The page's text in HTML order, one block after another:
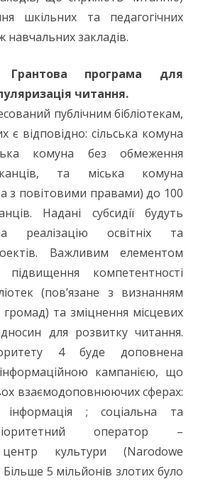
шкільних та педагогічних
навчальних закладів.
Грантова програма для
читання.
публічним бібліотекам,
є відповідно: сільська комуна
комуна без обмеження
та міська комуна
з повітовими правами) до 100
Надані субсидії будуть
реалізацію освітніх та
Важливим елементом
підвищення компетентності
(пов’язане з визнанням
та зміцнення місцевих
для розвитку читання.
4 буде доповнена
кампанією, що
взаємодоповнюючих сферах:
інформація ; соціальна та
оператор –
культури (Narodowe
5 мільйонів злотих було